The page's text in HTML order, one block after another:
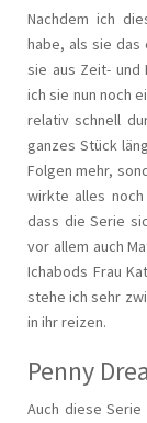
Nachdem ich
habe, als sie das
sie aus Zeit- und
ich sie nun noch
relativ schnell
ganzes Stück
Folgen mehr,
wirkte alles
dass die Serie
vor allem auch
Ichabods Frau
stehe ich sehr
in ihr reizen.
Penny
Auch diese